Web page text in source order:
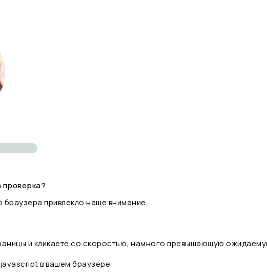
браузера привлекло наше внимание.
и кликаете со скоростью, намного превышающую
в вашем браузере